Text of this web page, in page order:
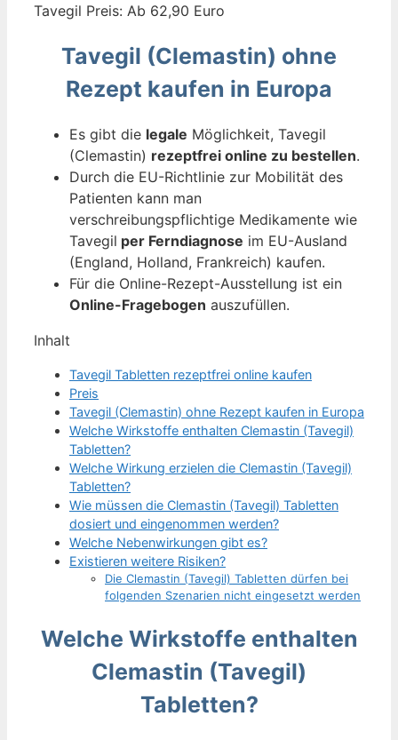
Tavegil Preis: Ab 62,90 Euro
Tavegil (Clemastin) ohne
Rezept kaufen in Europa
Es gibt die legale Möglichkeit, Tavegil
(Clemastin) rezeptfrei online zu bestellen.
Durch die EU-Richtlinie zur Mobilität des
Patienten kann man
verschreibungspflichtige Medikamente wie
Tavegil per Ferndiagnose im EU-Ausland
(England, Holland, Frankreich) kaufen.
Für die Online-Rezept-Ausstellung ist ein
Online-Fragebogen auszufüllen.
Inhalt
Tavegil Tabletten rezeptfrei online kaufen
Preis
Tavegil (Clemastin) ohne Rezept kaufen in Europa
Welche Wirkstoffe enthalten Clemastin (Tavegil)
Tabletten?
Welche Wirkung erzielen die Clemastin (Tavegil)
Tabletten?
Wie müssen die Clemastin (Tavegil) Tabletten
dosiert und eingenommen werden?
Welche Nebenwirkungen gibt es?
Existieren weitere Risiken?
Die Clemastin (Tavegil) Tabletten dürfen bei
folgenden Szenarien nicht eingesetzt werden
Welche Wirkstoffe enthalten
Clemastin (Tavegil)
Tabletten?